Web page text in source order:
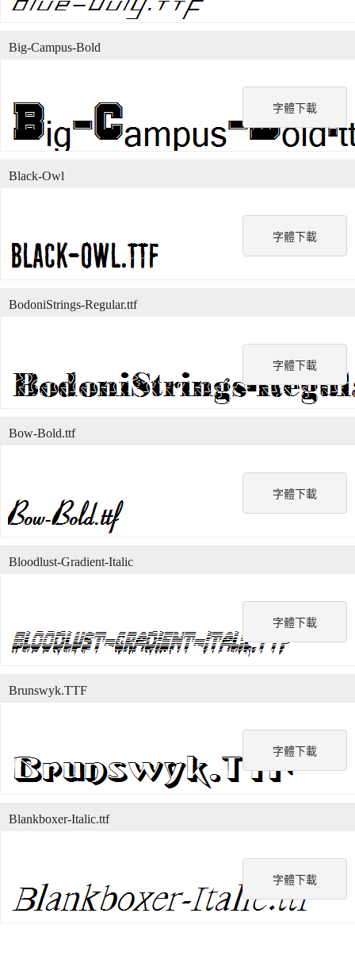
字體下載
Big-Campus-Bold
字體下載
Black-Owl
字體下載
BodoniStrings-Regular.ttf
字體下載
Bow-Bold.ttf
字體下載
Bloodlust-Gradient-Italic
字體下載
Brunswyk.TTF
字體下載
Blankboxer-Italic.ttf